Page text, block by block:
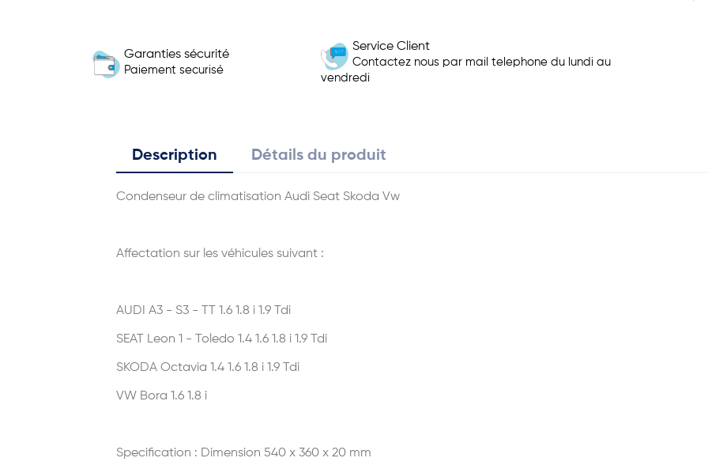
Garanties sécurité
Paiement securisé
Service Client
Contactez nous par mail telephone du lundi au
vendredi
Description Détails du produit
Condenseur de climatisation Audi Seat Skoda Vw
Affectation sur les véhicules suivant :
AUDI A3 - S3 - TT 1.6 1.8 i 1.9 Tdi
SEAT Leon 1 - Toledo 1.4 1.6 1.8 i 1.9 Tdi
SKODA Octavia 1.4 1.6 1.8 i 1.9 Tdi
VW Bora 1.6 1.8 i
Specification : Dimension 540 x 360 x 20 mm